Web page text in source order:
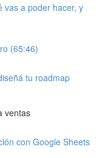
vas a poder hacer, y
(65:46)
tu roadmap
ventas
con Google Sheets